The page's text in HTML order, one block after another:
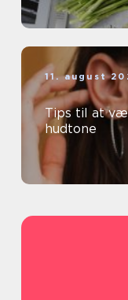
11. august
Tips til at
hudtone